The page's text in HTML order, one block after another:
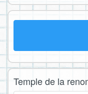
Temple de la